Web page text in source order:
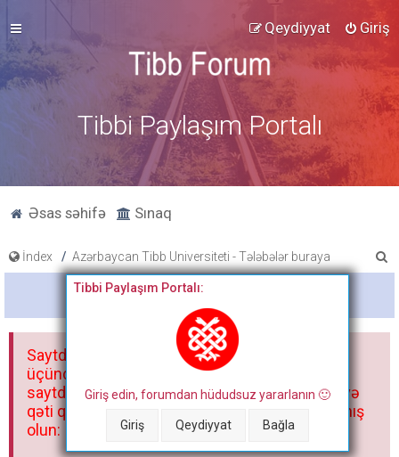
Giriş
Qeydiyyat
Tibbi Paylaşım Portalı
Əsas səhifə Sınaq
İndex Azərbaycan Tibb Universiteti - Tələbələr buraya
a
Bitdi
Tibbi Paylaşım Portalı:
Giriş edin, forumdan hüdudsuz yararlanın 🙂
Giriş Qeydiyyat Bağla
Saytdakı materiallar yalnız fərdi istifadəniz
üçündür. Materialları istisnasız heç bir qrupda,
saytda və sosial şəbəkədə paylaşmaq olmaz və
qəti qadağandır! Forum qaydaları ilə mütləq tanış
olun: